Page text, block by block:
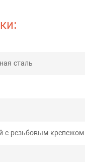
сталь
с резьбовым